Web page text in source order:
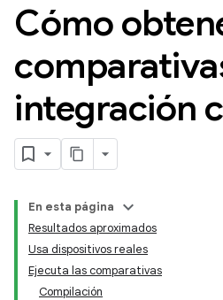
Cómo
integración
En esta página
Resultados aproximados
Usa dispositivos reales
Ejecuta las comparativas
Compilación